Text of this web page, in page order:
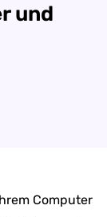
und
Computer